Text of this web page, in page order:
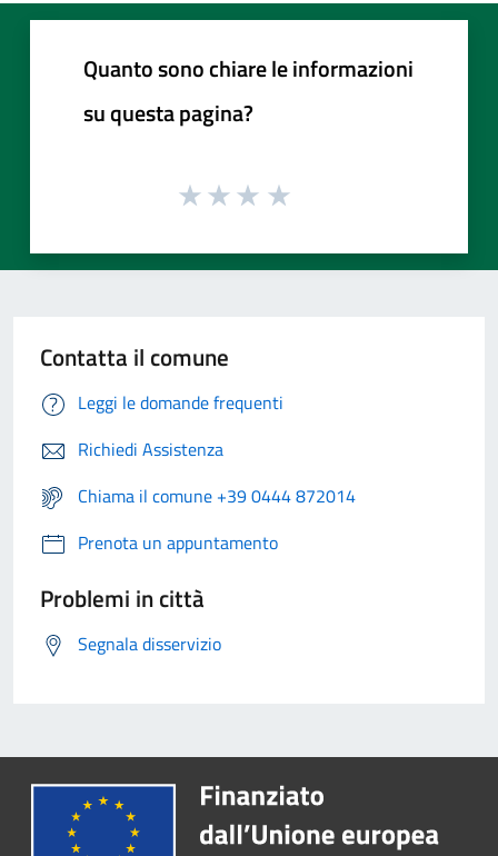
Quanto sono chiare le informazioni
su questa pagina?
Contatta il comune
Leggi le domande frequenti
Richiedi Assistenza
Chiama il comune +39 0444 872014
Prenota un appuntamento
Problemi in città
Segnala disservizio